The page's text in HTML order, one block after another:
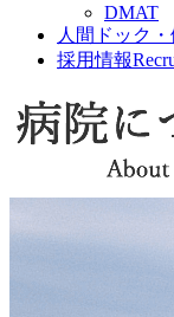
DMAT
人間ドック
採用情報